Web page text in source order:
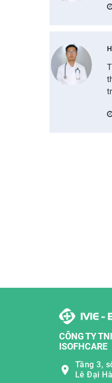
CÔNG TY
ISOFHCARE
Tầng 3,
Lê Đại